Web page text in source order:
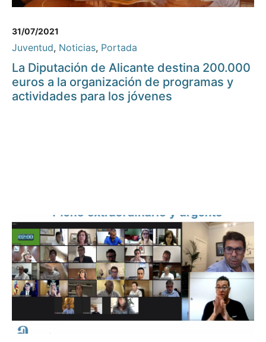
31/07/2021
Juventud, Noticias, Portada
La Diputación de Alicante destina 200.000
euros a la organización de programas y
actividades para los jóvenes